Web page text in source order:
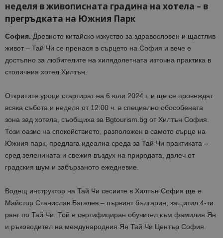
неделя в живописната градина на хотела – в
прегръдката на Южния Парк
София. Древното китайско изкуство за здравословен и щастлив
живот – Тай Чи се пренася в сърцето на София и вече е
достъпно за любителите на хилядолетната източна практика в
столичния хотел Хилтън.
Откритите уроци стартират на 6 юли 2024 г. и ще се провеждат
всяка събота и неделя от 12:00 ч. в специално обособената
зона зад хотела, съобщиха за Bgtourism.bg от Хилтън София
Този оазис на спокойствието, разположен в самото сърце на
Южния парк предлага идеална среда за Тай Чи практиката –
сред зеленината и свежия въздух на природата , далеч от
градския шум и забързаното ежедневие.
Водещ инструктор на Тай Чи сесиите в Хилтън София ще е
Майстор Станислав Багалев – първият българин, защитил 4-ти
ранг по Тай Чи Той е сертифициран обучител към фамилия Ян
и ръководител на международния Ян Тай Чи Център София.